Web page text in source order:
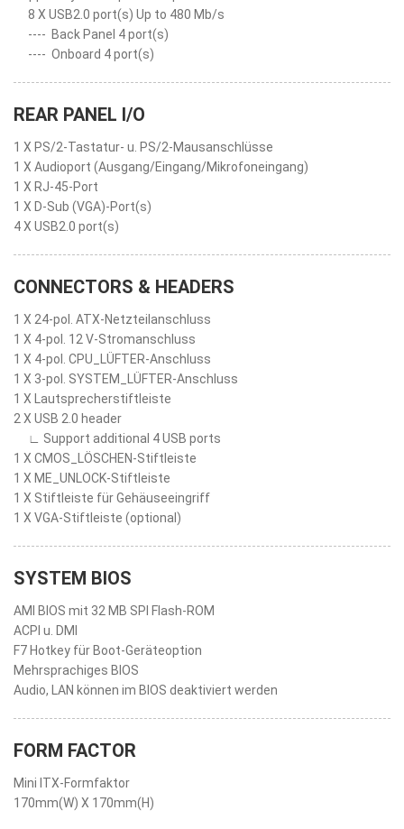
8 X USB2.0 port(s) Up to 480 Mb/s
---- Back Panel 4 port(s)
---- Onboard 4 port(s)
REAR PANEL I/O
1 X PS/2-Tastatur- u. PS/2-Mausanschlüsse
1 X Audioport (Ausgang/Eingang/Mikrofoneingang)
1 X RJ-45-Port
1 X D-Sub (VGA)-Port(s)
4 X USB2.0 port(s)
CONNECTORS & HEADERS
1 X 24-pol. ATX-Netzteilanschluss
1 X 4-pol. 12 V-Stromanschluss
1 X 4-pol. CPU_LÜFTER-Anschluss
1 X 3-pol. SYSTEM_LÜFTER-Anschluss
1 X Lautsprecherstiftleiste
2 X USB 2.0 header
∟ Support additional 4 USB ports
1 X CMOS_LÖSCHEN-Stiftleiste
1 X ME_UNLOCK-Stiftleiste
1 X Stiftleiste für Gehäuseeingriff
1 X VGA-Stiftleiste (optional)
SYSTEM BIOS
AMI BIOS mit 32 MB SPI Flash-ROM
ACPI u. DMI
F7 Hotkey für Boot-Geräteoption
Mehrsprachiges BIOS
Audio, LAN können im BIOS deaktiviert werden
FORM FACTOR
Mini ITX-Formfaktor
170mm(W) X 170mm(H)